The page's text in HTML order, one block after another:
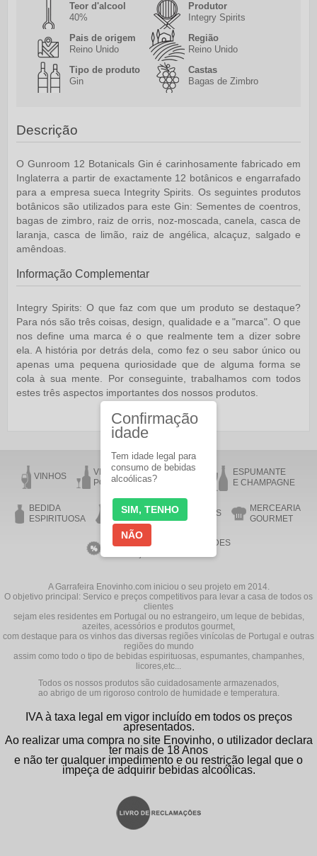
Teor d'alcool
40%
Produtor
Integry Spirits
Pais de origem
Reino Unido
Região
Reino Unido
Tipo de produto
Gin
Castas
Bagas de Zimbro
Descrição
O Gunroom 12 Botanicals Gin é carinhosamente fabricado em
Inglaterra a partir de exactamente 12 botânicos e engarrafado
para a empresa sueca Integrity Spirits. Os seguintes produtos
botânicos são utilizados para este Gin: Sementes de coentros,
bagas de zimbro, raiz de orris, noz-moscada, canela, casca de
laranja, casca de limão, raiz de angélica, alcaçuz, salgado e
amêndoas.
Informação Complementar
Integry Spirits: O que faz com que um produto se destaque?
Para nós são três coisas, design, qualidade e a "marca". O que
nos define uma marca é o que realmente tem a dizer sobre
ela. A história por detrás dela, como fez o seu sabor único ou
apenas uma pequena quriosidade que de alguma forma se
cola à sua mente. Por conseguinte, trabalhamos com todos
estes três aspectos importantes dos nossos produtos.
VINHOS
VINHO DO
PORTO
VINHO DA
ESPUMANTE
E CHAMPAGNE
BEDIDA
ESPIRITUOSA
AZEITE ACESSÓRIOS
MERCEARIA
GOURMET
VINHOS EM
NOVIDADES
A Garrafeira Enovinho.com iniciou o seu projeto em 2014.
O objetivo principal: Servico e preços competitivos para levar a casa de todos os
clientes
sejam eles residentes em Portugal ou no estrangeiro, um leque de bebidas,
azeites, acessórios e produtos gourmet,
com destaque para os vinhos das diversas regiões vinícolas de Portugal e outras
regiões do mundo
assim como todo o tipo de bebidas espirituosas, espumantes, champanhes,
licores,etc...
Todos os nossos produtos são cuidadosamente armazenados,
ao abrigo de um rigoroso controlo de humidade e temperatura.
IVA à taxa legal em vigor incluído em todos os preços
apresentados.
Ao realizar uma compra no site Enovinho, o utilizador declara
ter mais de 18 Anos
e não ter qualquer impedimento e ou restrição legal que o
impeça de adquirir bebidas alcoólicas.
Confirmação
idade
Tem idade legal para
consumo de bebidas
alcoólicas?
SIM, TENHO
NÃO